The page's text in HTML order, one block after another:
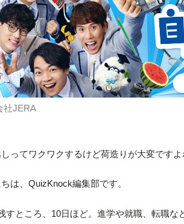
社JERA
ってワクワクするけど荷造りが大変ですよ
は、QuizKnock編集部です。
すところ、10日ほど。進学や就職、転職